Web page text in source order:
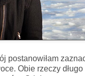
postanowiłam
Obie rzeczy